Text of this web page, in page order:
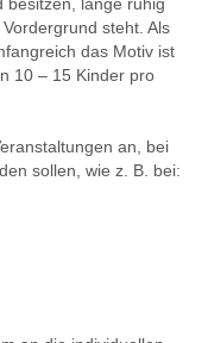
besitzen, lange ruhig
steht. Als
das Motiv ist
10 – 15 Kinder pro
an, bei
sollen, wie z. B. bei: